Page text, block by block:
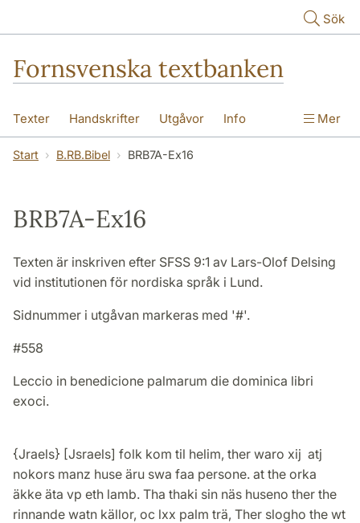
Sök
Fornsvenska textbanken
Texter Handskrifter Utgåvor Info Mer
Start B.RB.Bibel BRB7A-Ex16
BRB7A-Ex16
Texten är inskriven efter SFSS 9:1 av Lars-Olof Delsing
vid institutionen för nordiska språk i Lund.
Sidnummer i utgåvan markeras med '#'.
#558
Leccio in benedicione palmarum die dominica libri
exoci.
{Jraels} [Jsraels] folk kom til helim, ther waro xij atj
nokors manz huse äru swa faa persone. at the orka
äkke äta vp eth lamb. Tha thaki sin näs huseno ther the
rinnande watn källor, oc lxx palm trä, Ther slogho the wt